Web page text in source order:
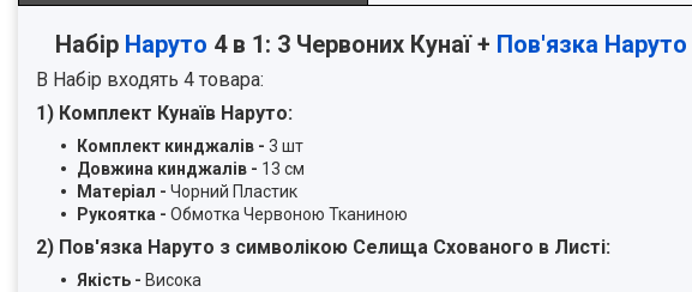
Набір Наруто 4 в 1: 3 Червоних Кунаї + Пов'язка Наруто
В Набір входять 4 товара:
1) Комплект Кунаїв Наруто:
Комплект кинджалів - 3 шт
Довжина кинджалів - 13 см
Матеріал - Чорний Пластик
Рукоятка - Обмотка Червоною Тканиною
2) Пов'язка Наруто з символікою Селища Схованого в Листі:
Якість - Висока